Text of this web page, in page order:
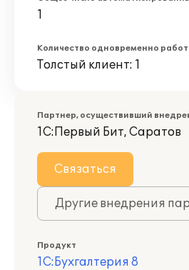
1
Количество одновременно
Толстый клиент: 1
Партнер, осуществивший
1С:Первый Бит, Саратов
Связаться
Другие внедрения
Продукт
1С:Бухгалтерия 8